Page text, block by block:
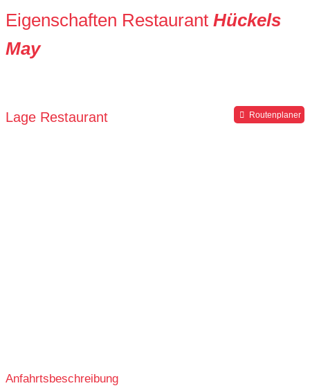
Eigenschaften Restaurant Hückels
May
Lage Restaurant Routenplaner
Anfahrtsbeschreibung